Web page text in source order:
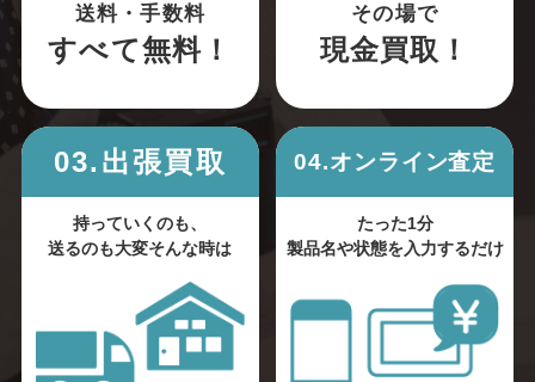
送料・手数料
すべて無料！
その場で
現金買取！
03.出張買取
持っていくのも、
送るのも大変そんな時は
04.オンライン査定
たった1分
製品名や状態を入力するだけ